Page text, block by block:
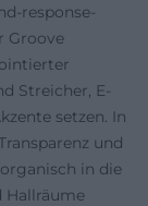
response-
Groove
Streicher, E-
setzen. In
und
in die
Hallräume